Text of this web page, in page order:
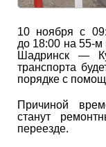
10 ноября с
до 18:00 на 55-м
Шадринск —
транспорта
порядке с
Причиной
станут
переезде.